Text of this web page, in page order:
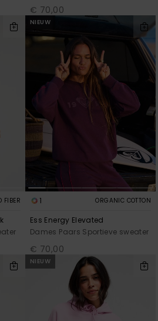
€ 70,00
FIBER
NIEUW
1 ORGANIC COTTON
Ess Energy Elevated
Dames Paars Sportieve sweater
€ 70,00
NIEUW